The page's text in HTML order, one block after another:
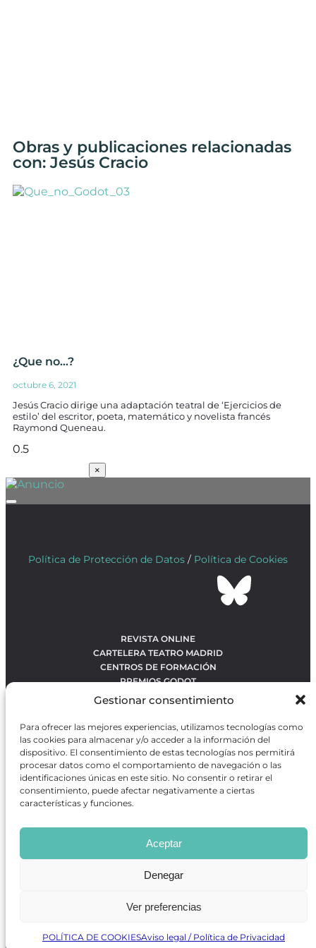
Gestionar consentimiento
Para ofrecer las mejores experiencias, utilizamos tecnologías como
las cookies para almacenar y/o acceder a la información del
dispositivo. El consentimiento de estas tecnologías nos permitirá
procesar datos como el comportamiento de navegación o las
identificaciones únicas en este sitio. No consentir o retirar el
consentimiento, puede afectar negativamente a ciertas
características y funciones.
Aceptar
Denegar
Ver preferencias
POLÍTICA DE COOKIESAviso legal / Política de Privacidad
Obras y publicaciones relacionadas
con: Jesús Cracio
¿Que no…?
octubre 6, 2021
Jesús Cracio dirige una adaptación teatral de ‘Ejercicios de
estilo’ del escritor, poeta, matemático y novelista francés
Raymond Queneau.
×
Política de Protección de Datos / Política de Cookies
REVISTA ONLINE
CARTELERA TEATRO MADRID
CENTROS DE FORMACIÓN
PREMIOS GODOT
CONTACTO
OBRAS MÁS VOTADAS
RANKING MEJORES OBRAS
BÚSQUEDA AVANZADA DE OBRAS
Revista GODOTes una revista independiente especializada
en información sobre artes escénicas de Madrid, gratuita y
que se distribuye en espacios escénicos, además de otros
puntos de interés turístico y de ocio de la capital.
Desarrollado por Precise Future